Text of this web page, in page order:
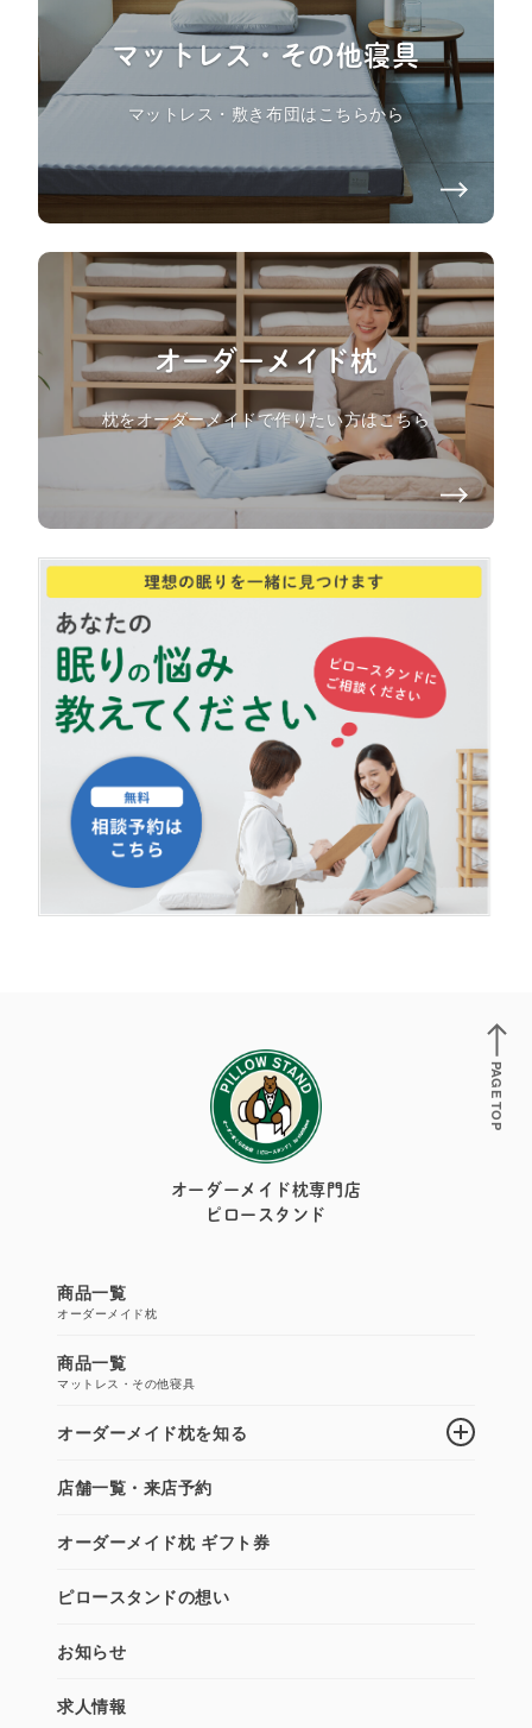
マットレス・その他寝具
マットレス・敷き布団はこちらから
オーダーメイド枕
枕をオーダーメイドで作りたい方はこちら
オーダーメイド枕専門店
ピロースタンド
商品一覧
オーダーメイド枕
商品一覧
マットレス・その他寝具
オーダーメイド枕を知る
店舗一覧・来店予約
オーダーメイド枕 ギフト券
ピロースタンドの想い
お知らせ
求人情報
PAGE TOP